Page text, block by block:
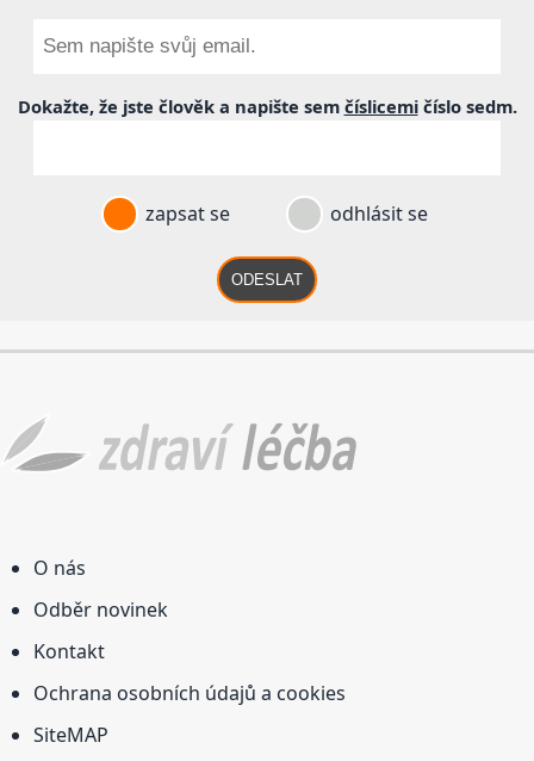
Dokažte, že jste člověk a napište sem číslicemičíslo sedm.
zapsat se odhlásit se
ODESLAT
O nás
Odběr novinek
Kontakt
Ochrana osobních údajů a cookies
SiteMAP